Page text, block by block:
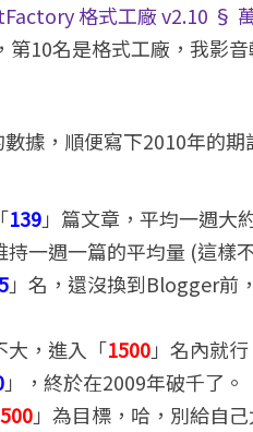
格式工廠 v2.10 §
第10名是格式工廠，我影
據，順便寫下2010年的
139」篇文章，平均一週大
一週一篇的平均量 (這樣
」名，還沒換到Blogger前
大，進入「1500」名內就
」，終於在2009年破千了。
」為目標，哈，別給自